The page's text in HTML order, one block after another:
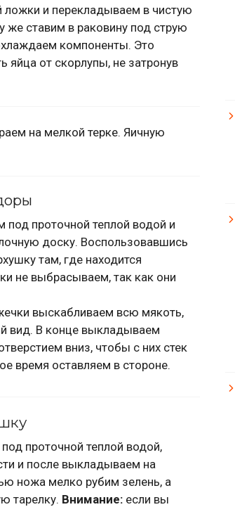
и перекладываем в чистую
же ставим в раковину под струю
компоненты. Это
яйца от скорлупы, не затронув
на мелкой терке. Яичную
проточной теплой водой и
доску. Воспользовавшись
там, где находится
не выбрасываем, так как они
выскабливаем всю мякоть,
вид. В конце выкладываем
вниз, чтобы с них стек
время оставляем в стороне.
проточной теплой водой,
и после выкладываем на
ножа мелко рубим зелень, а
тарелку. Внимание: если вы